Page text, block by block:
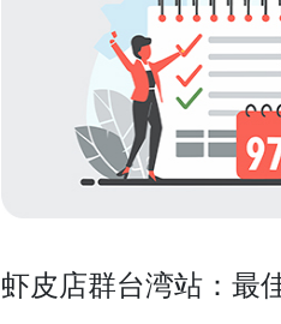
虾皮店群台湾站：最